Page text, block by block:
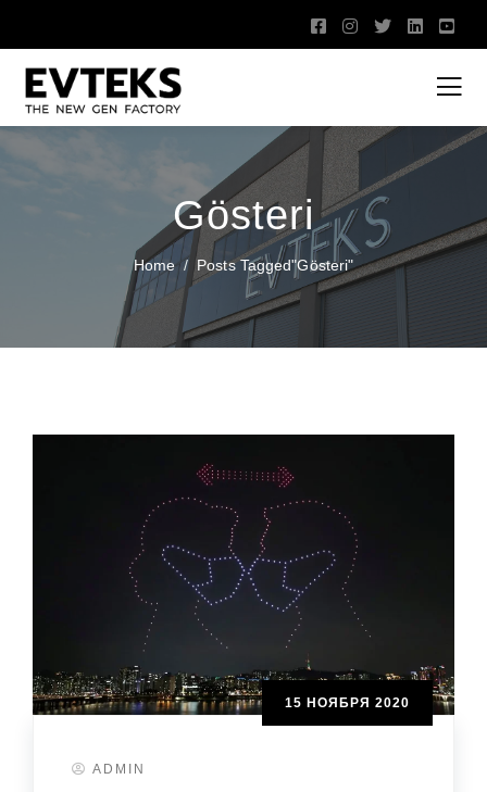
Gösteri
Home Posts Tagged"gösteri"
15 НОЯБРЯ 2020
ADMIN